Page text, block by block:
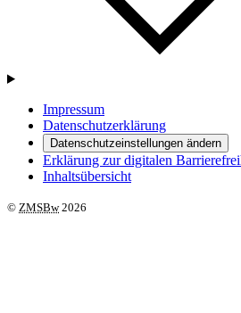
Impressum
Datenschutzerklärung
Datenschutzeinstellungen ändern
Erklärung zur digitalen
Inhaltsübersicht
© ZMSBw2026